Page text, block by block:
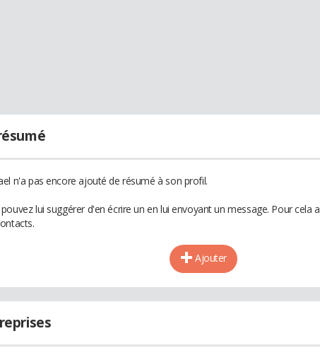
n'a pas encore ajouté de résumé à son profil.
lui suggérer d'en écrire un en lui envoyant un message. Pour cela
Ajouter